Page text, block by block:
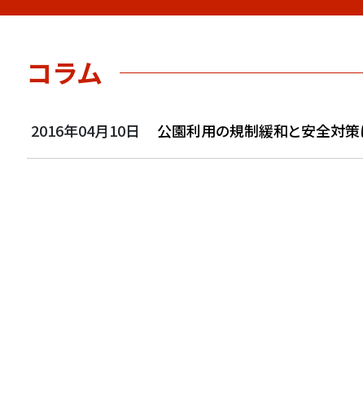
コラム
2016年04月10日 公園利用の規制緩和と安全対策